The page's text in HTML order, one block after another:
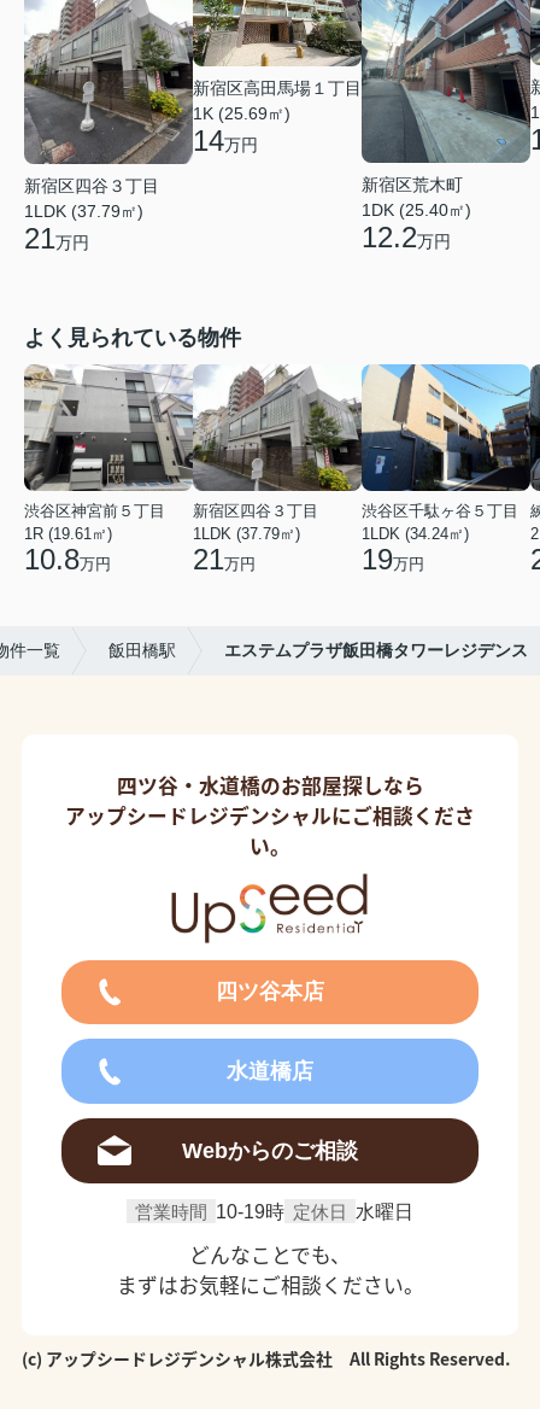
新宿区四谷３丁目
1LDK (37.79㎡)
21万円
新宿区高田馬場１丁目
1K (25.69㎡)
14万円
新宿区荒木町
1DK (25.40㎡)
12.2万円
よく見られている物件
渋谷区神宮前５丁目
1R (19.61㎡)
10.8万円
新宿区四谷３丁目
1LDK (37.79㎡)
21万円
渋谷区千駄ヶ谷５丁目
1LDK (34.24㎡)
19万円
件一覧 飯田橋駅 エステムプラザ飯田橋タワーレジデンス
四ツ谷・水道橋のお部屋探しなら
アップシードレジデンシャルにご相談くださ
い。
四ツ谷本店
水道橋店
Webからのご相談
営業時間 10-19時 定休日 水曜日
どんなことでも、
まずはお気軽にご相談ください。
(c) アップシードレジデンシャル株式会社 All Rights Reserved.